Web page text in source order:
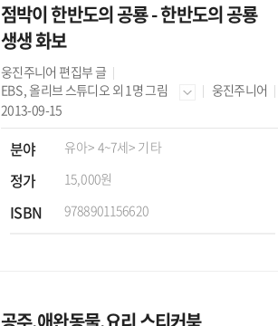
점박이 한반도의 공룡 - 한반도의 공룡
생생 화보
웅진주니어 편집부 글
EBS,올리브 스튜디오 외 1명 그림
웅진주니어
2013-09-15
분야 유아> 4~7세> 기타
정가 15,000원
ISBN 9788901156620